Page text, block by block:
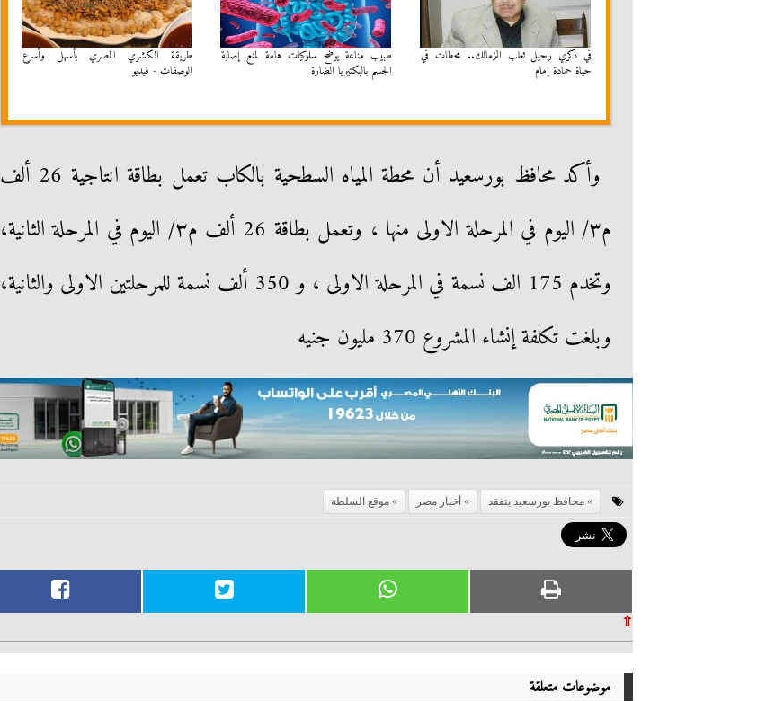
في ذكري رحيل ثعلب الزمالك.. محطات في
حياة حمادة إمام
طبيب مناعة يوضح سلوكيات هامة لمنع إصابة
الجسم بالبكتيريا الضارة
طريقة الكشري المصري بأسهل وأسرع
الوصفات - فيديو
وأكد محافظ بورسعيد أن محطة المياه السطحية بالكاب تعمل بطاقة انتاجية 26 ألف
م٣/ اليوم في المرحلة الاولى منها ، وتعمل بطاقة 26 ألف م٣/ اليوم في المرحلة الثانية،
وتخدم 175 الف نسمة في المرحلة الاولى ، و 350 ألف نسمة للمرحلتين الاولى والثانية،
وبلغت تكلفة إنشاء المشروع 370 مليون جنيه
محافظ بورسعيد يتفقد أخبار مصر موقع السلطة
⇧
موضوعات متعلقة